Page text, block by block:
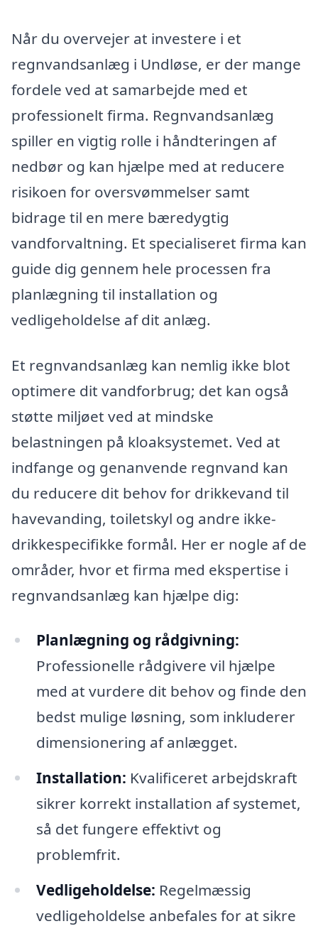
Når du overvejer at investere i et
regnvandsanlæg i Undløse, er der mange
fordele ved at samarbejde med et
professionelt firma. Regnvandsanlæg
spiller en vigtig rolle i håndteringen af
nedbør og kan hjælpe med at reducere
risikoen for oversvømmelser samt
bidrage til en mere bæredygtig
vandforvaltning. Et specialiseret firma kan
guide dig gennem hele processen fra
planlægning til installation og
vedligeholdelse af dit anlæg.
Et regnvandsanlæg kan nemlig ikke blot
optimere dit vandforbrug; det kan også
støtte miljøet ved at mindske
belastningen på kloaksystemet. Ved at
indfange og genanvende regnvand kan
du reducere dit behov for drikkevand til
havevanding, toiletskyl og andre ikke-
drikkespecifikke formål. Her er nogle af de
områder, hvor et firma med ekspertise i
regnvandsanlæg kan hjælpe dig:
Planlægning og rådgivning:
Professionelle rådgivere vil hjælpe
med at vurdere dit behov og finde den
bedst mulige løsning, som inkluderer
dimensionering af anlægget.
Installation: Kvalificeret arbejdskraft
sikrer korrekt installation af systemet,
så det fungere effektivt og
problemfrit.
Vedligeholdelse: Regelmæssig
vedligeholdelse anbefales for at sikre